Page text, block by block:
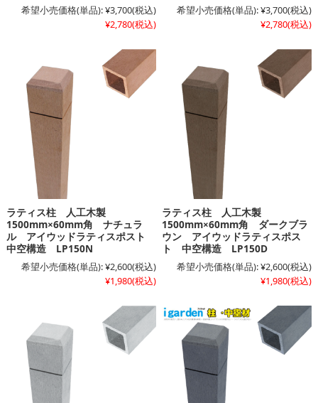
希望小売価格(単品):¥3,700(税込)
¥2,780(税込)
希望小売価格(単品):¥3,700(税込)
¥2,780(税込)
ラティス柱 人工木製
1500mm×60mm角 ナチュラ
ル アイウッドラティスポスト
中空構造 LP150N
希望小売価格(単品):¥2,600(税込)
¥1,980(税込)
ラティス柱 人工木製
1500mm×60mm角 ダークブラ
ウン アイウッドラティスポス
ト 中空構造 LP150D
希望小売価格(単品):¥2,600(税込)
¥1,980(税込)